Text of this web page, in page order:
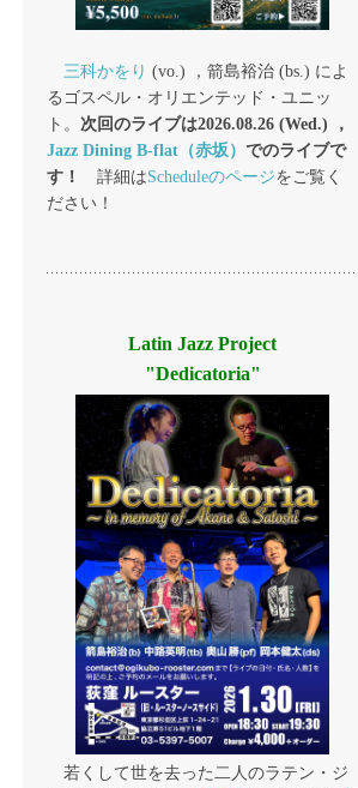
三科かをり (vo.) ，箭島裕治 (bs.) によ
るゴスペル・オリエンテッド・ユニッ
ト。 次回のライブは2026.08.26 (Wed.) ，
Jazz Dining B-flat（赤坂） でのライブで
す！
詳細はScheduleのページをご覧く
ださい！
Latin Jazz Project
"Dedicatoria"
若くして世を去った二人のラテン・ジ